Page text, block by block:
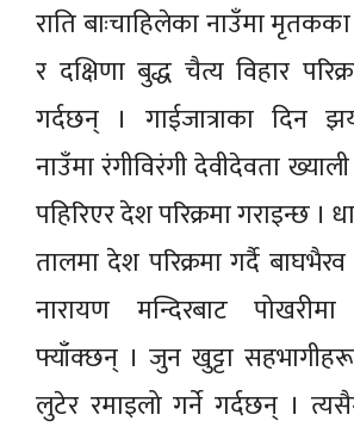
राति बाःचाहिलेका नाउँमा
र दक्षिणा बुद्ध चैत्य विहार
गर्दछन् । गाईजात्राका दिन
नाउँमा रंगीविरंगी देवीदेवता
पहिरिएर देश परिक्रमा गराइन्छ ।
तालमा देश परिक्रमा गर्दै
नारायण मन्दिरबाट
फ्याँक्छन् । जुन खुट्टा
लुटेर रमाइलो गर्ने गर्दछन् ।